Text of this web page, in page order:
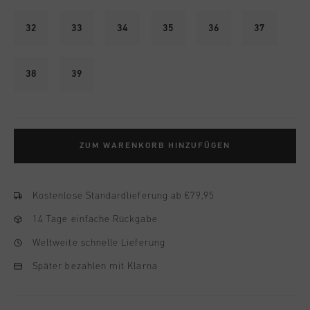
32 33 34 35 36 37
38 39
ZUM WARENKORB HINZUFÜGEN
Kostenlose Standardlieferung ab €79,95
14 Tage einfache Rückgabe
Weltweite schnelle Lieferung
Später bezahlen mit Klarna